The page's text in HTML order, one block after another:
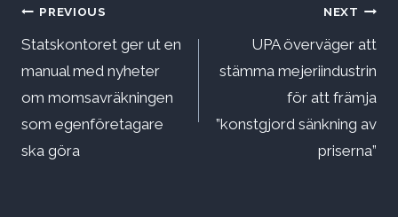
Inläggsnavigering
PREVIOUS
Statskontoret ger ut en
manual med nyheter
om momsavräkningen
som egenföretagare
ska göra
NEXT
UPA överväger att
stämma mejeriindustrin
för att främja
”konstgjord sänkning av
priserna”